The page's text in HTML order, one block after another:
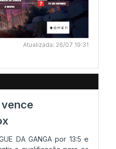
Atualizada: 26/07 19:31
DA GANGA por 13:5 e